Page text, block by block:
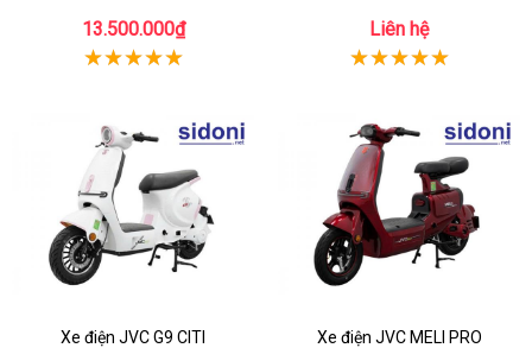
13.500.000₫ Liên hệ
Xe điện JVC G9 CITI Xe điện JVC MELI PRO